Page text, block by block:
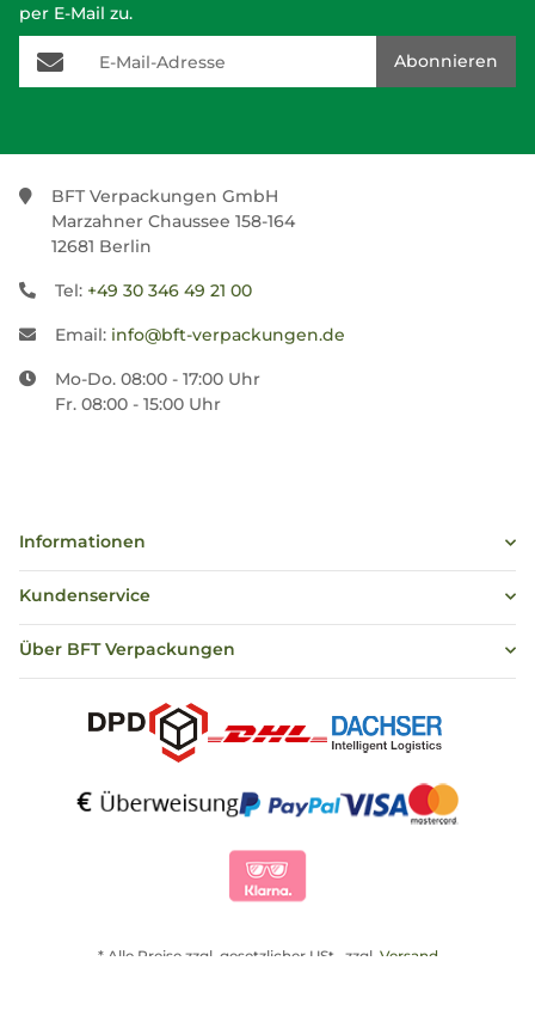
per E-Mail zu.
E-Mail-Adresse
Abonnieren
BFT Verpackungen GmbH
Marzahner Chaussee 158-164
12681 Berlin
Tel: +49 30 346 49 21 00
Email: info@bft-verpackungen.de
Mo-Do. 08:00 - 17:00 Uhr
Fr. 08:00 - 15:00 Uhr
Informationen
Kundenservice
Über BFT Verpackungen
* Alle Preise zzgl. gesetzlicher USt., zzgl. Versand